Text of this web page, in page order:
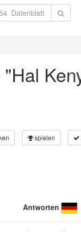
spielen
Antworten